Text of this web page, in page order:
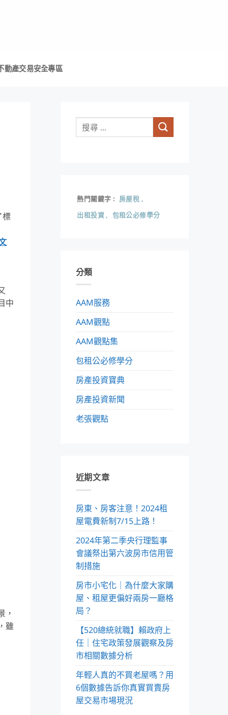
動產交易安全專區
標
中
，
雖
熱門關鍵字
房屋稅
出租投資
包租公必修學分
分類
AAM服務
AAM觀點
AAM觀點集
包租公必修學分
房產投資寶典
房產投資新聞
老張觀點
近期文章
房東、房客注意！2024租
屋電費新制7/15上路！
2024年第二季央行理監事
會議祭出第六波房市信用管
制措施
房市小宅化｜為什麼大家購
屋、租屋更偏好兩房一廳格
局？
【520總統就職】賴政府上
任｜住宅政策發展觀察及房
市相關數據分析
年輕人真的不買老屋嗎？用
6個數據告訴你真實買賣房
屋交易市場現況